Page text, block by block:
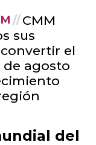
CMM
sus
el
de agosto
del